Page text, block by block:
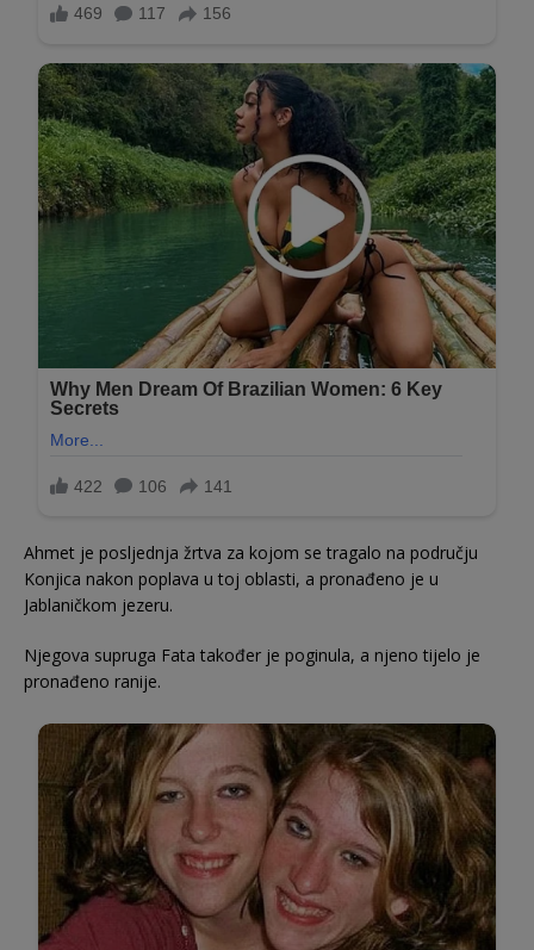
Ahmet je posljednja žrtva za kojom se tragalo na području
Konjica nakon poplava u toj oblasti, a pronađeno je u
Jablaničkom jezeru.
Njegova supruga Fata također je poginula, a njeno tijelo je
pronađeno ranije.